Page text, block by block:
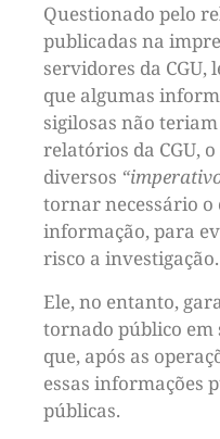
Questionado pelo
publicadas na
servidores da CGU,
que algumas
sigilosas não
relatórios da CGU,
diversos
tornar necessário o
informação, para
risco a investigação.
Ele, no entanto,
tornado público em
que, após as
essas informações
públicas.